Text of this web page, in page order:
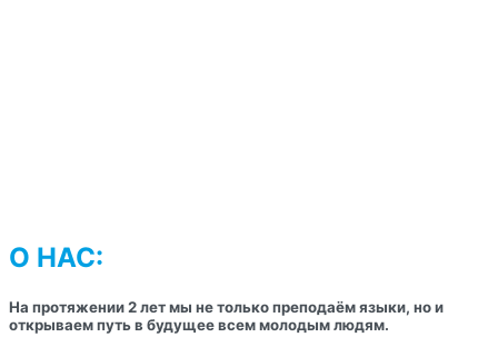
О НАС:
На протяжении 2 лет мы не только преподаём языки, но и
открываем путь в будущее всем молодым людям.